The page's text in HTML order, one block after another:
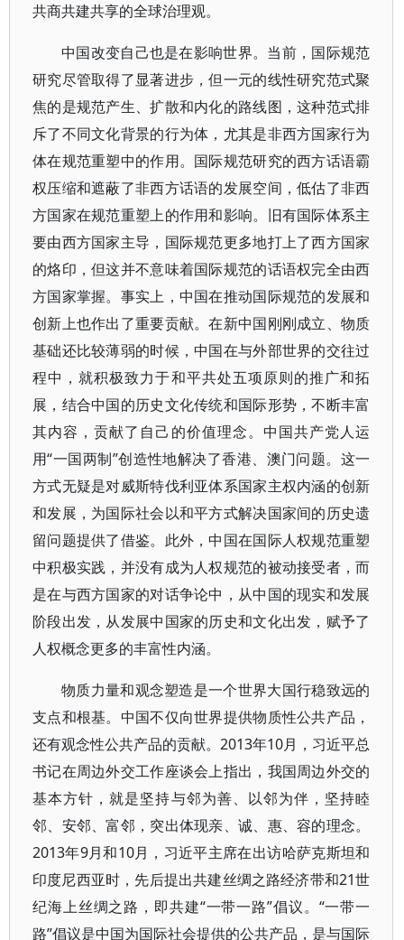
共商共建共享的全球治理观。
中国改变自己也是在影响世界。当前，国际规范
研究尽管取得了显著进步，但一元的线性研究范式聚
焦的是规范产生、扩散和内化的路线图，这种范式排
斥了不同文化背景的行为体，尤其是非西方国家行为
体在规范重塑中的作用。国际规范研究的西方话语霸
权压缩和遮蔽了非西方话语的发展空间，低估了非西
方国家在规范重塑上的作用和影响。旧有国际体系主
要由西方国家主导，国际规范更多地打上了西方国家
的烙印，但这并不意味着国际规范的话语权完全由西
方国家掌握。事实上，中国在推动国际规范的发展和
创新上也作出了重要贡献。在新中国刚刚成立、物质
基础还比较薄弱的时候，中国在与外部世界的交往过
程中，就积极致力于和平共处五项原则的推广和拓
展，结合中国的历史文化传统和国际形势，不断丰富
其内容，贡献了自己的价值理念。中国共产党人运
用“一国两制”创造性地解决了香港、澳门问题。这一
方式无疑是对威斯特伐利亚体系国家主权内涵的创新
和发展，为国际社会以和平方式解决国家间的历史遗
留问题提供了借鉴。此外，中国在国际人权规范重塑
中积极实践，并没有成为人权规范的被动接受者，而
是在与西方国家的对话争论中，从中国的现实和发展
阶段出发，从发展中国家的历史和文化出发，赋予了
人权概念更多的丰富性内涵。
物质力量和观念塑造是一个世界大国行稳致远的
支点和根基。中国不仅向世界提供物质性公共产品，
还有观念性公共产品的贡献。2013年10月，习近平总
书记在周边外交工作座谈会上指出，我国周边外交的
基本方针，就是坚持与邻为善、以邻为伴，坚持睦
邻、安邻、富邻，突出体现亲、诚、惠、容的理念。
2013年9月和10月，习近平主席在出访哈萨克斯坦和
印度尼西亚时，先后提出共建丝绸之路经济带和21世
纪海上丝绸之路，即共建“一带一路”倡议。“一带一
路”倡议是中国为国际社会提供的公共产品，是与国际